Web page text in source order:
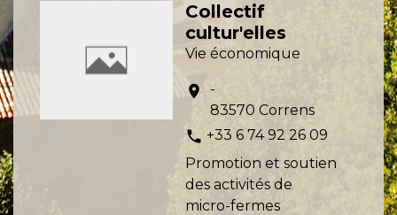
Collectif
cultur'elles
Vie économique
location_on -
83570 Correns
phone +33 6 74 92 26 09
Promotion et soutien
des activités de
micro-fermes